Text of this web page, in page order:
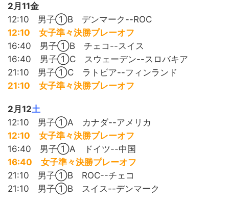
2月11金
12:10 男子①B デンマーク--ROC
12:10 女子準々決勝プレーオフ
16:40 男子①B チェコ--スイス
16:40 男子①C スウェーデン--スロバキア
21:10 男子①C ラトビア--フィンランド
21:10 女子準々決勝プレーオフ
2月12土
12:10 男子①A カナダ--アメリカ
12:10 女子準々決勝プレーオフ
16:40 男子①A ドイツ--中国
16:40 女子準々決勝プレーオフ
21:10 男子①B ROC--チェコ
21:10 男子①B スイス--デンマーク